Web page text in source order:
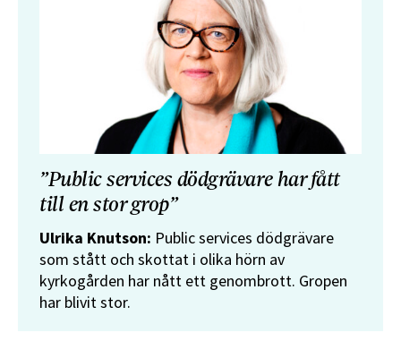
”Public services dödgrävare har fått
till en stor grop”
Ulrika Knutson: Public services dödgrävare
som stått och skottat i olika hörn av
kyrkogården har nått ett genombrott. Gropen
har blivit stor.